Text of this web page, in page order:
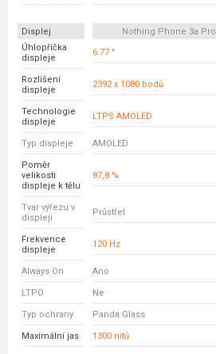
Displej Nothing Phone 3a Pro
Úhlopříčka
displeje
6.77 "
Rozlišení
displeje
2392 x 1080 bodů
Technologie
displeje
LTPS AMOLED
Typ displeje AMOLED
Poměr
velikosti
displeje k tělu
87,8 %
Tvar výřezu v
displeji
Průstřel
Frekvence
displeje
120 Hz
Always On Ano
LTPO Ne
Typ ochrany Panda Glass
Maximální jas 1300 nitů